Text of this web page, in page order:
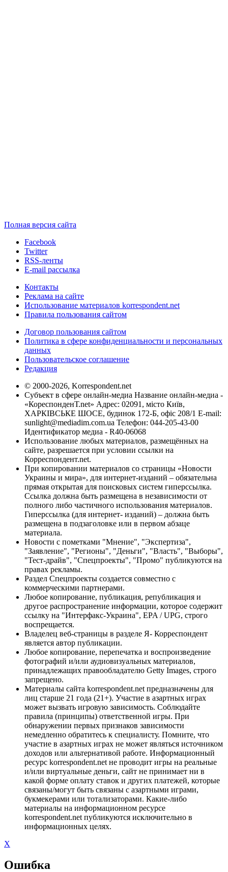
Полная версия сайта
Facebook
Twitter
RSS-ленты
E-mail рассылка
Контакты
Реклама на сайте
Использование материалов korrespondent.net
Правила пользования сайтом
Договор пользования сайтом
Политика в сфере конфиденциальности и персональных
данных
Пользовательское соглашение
Редакция
© 2000-2026, Korrespondent.net
Субъект в сфере онлайн-медиа Название онлайн-медиа -
«КореспонденТ.net» Адрес: 02091, місто Київ,
ХАРКІВСЬКЕ ШОСЕ, будинок 172-Б, офіс 208/1 E-mail:
sunlight@mediadim.com.ua Телефон: 044-205-43-00
Идентификатор медиа - R40-06068
Использование любых материалов, размещённых на
сайте, разрешается при условии ссылки на
Корреспондент.net.
При копировании материалов со страницы «Новости
Украины и мира», для интернет-изданий – обязательна
прямая открытая для поисковых систем гиперссылка.
Ссылка должна быть размещена в независимости от
полного либо частичного использования материалов.
Гиперссылка (для интернет- изданий) – должна быть
размещена в подзаголовке или в первом абзаце
материала.
Новости с пометками "Мнение", "Экспертиза",
"Заявление", "Регионы", "Деньги", "Власть", "Выборы",
"Тест-драйв", "Спецпроекты", "Промо" публикуются на
правах рекламы.
Раздел Спецпроекты создается совместно с
коммерческими партнерами.
Любое копирование, публикация, републикация и
другое распространение информации, которое содержит
ссылку на "Интерфакс-Украина", EPA / UPG, строго
воспрещается.
Владелец веб-страницы в разделе Я- Корреспондент
является автор публикации.
Любое копирование, перепечатка и воспроизведение
фотографий и/или аудиовизуальных материалов,
принадлежащих правообладателю Getty Images, строго
запрещено.
Материалы сайта korrespondent.net предназначены для
лиц старше 21 года (21+). Участие в азартных играх
может вызвать игровую зависимость. Соблюдайте
правила (принципы) ответственной игры. При
обнаружении первых признаков зависимости
немедленно обратитесь к специалисту. Помните, что
участие в азартных играх не может являться источником
доходов или альтернативой работе. Информационный
ресурс korrespondent.net не проводит игры на реальные
и/или виртуальные деньги, сайт не принимает ни в
какой форме оплату ставок и других платежей, которые
связаны/могут быть связаны с азартными играми,
букмекерами или тотализаторами. Какие-либо
материалы на информационном ресурсе
korrespondent.net публикуются исключительно в
информационных целях.
X
Ошибка